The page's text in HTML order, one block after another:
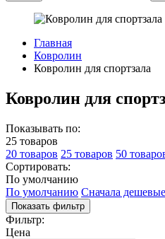
Главная
Ковролин
Ковролин для спортзала
Ковролин для
Показывать по:
25 товаров
20 товаров 25 товаров 50
Сортировать:
По умолчанию
По умолчанию Сначала дешевые
Показать фильтр
Фильтр:
Цена